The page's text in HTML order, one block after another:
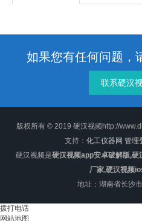
如果您有任何问题，
联系硬汉
版权所有 © 2019 硬汉视频http://
支持： 化工仪器网 管理
硬汉视频是硬汉视频app安卓破解版,
厂家,硬汉视频
地址：湖南省长沙
拨打电话
网站地图